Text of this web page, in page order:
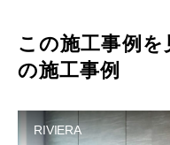
この施工事例
の施工事例
RIVIERA